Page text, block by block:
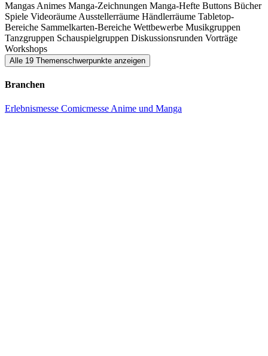
Mangas Animes Manga-Zeichnungen Manga-Hefte Buttons Bücher
Spiele Videoräume Ausstellerräume Händlerräume Tabletop-
Bereiche Sammelkarten-Bereiche Wettbewerbe Musikgruppen
Tanzgruppen Schauspielgruppen Diskussionsrunden Vorträge
Workshops
Alle 19 Themenschwerpunkte anzeigen
Branchen
Erlebnismesse Comicmesse Anime und Manga